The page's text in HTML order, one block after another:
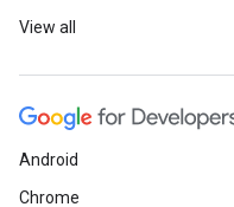
View all
Android
Chrome